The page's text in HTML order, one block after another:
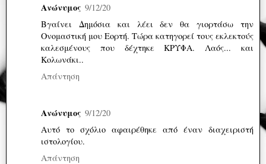
Ανώνυμος 9/12/20
Βγαίνει Δημόσια και λέει δεν θα γιορτάσω την
Ονομαστική μου Εορτή. Τώρα κατηγορεί τους εκλεκτούς
καλεσμένους που δέχτηκε ΚΡΥΦΑ. Λαός... και
Κολωνάκι..
Απάντηση
Ανώνυμος 9/12/20
Αυτό το σχόλιο αφαιρέθηκε από έναν διαχειριστή
ιστολογίου.
Απάντηση